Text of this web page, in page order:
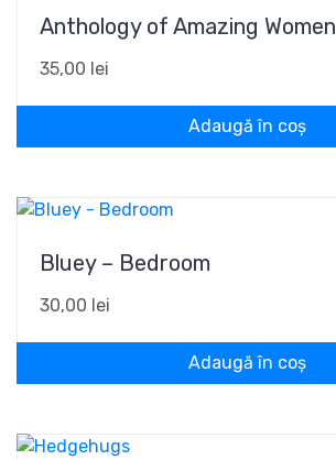
Anthology of Amazing Women
35,00 lei
Adaugă în coș
Bluey – Bedroom
30,00 lei
Adaugă în coș